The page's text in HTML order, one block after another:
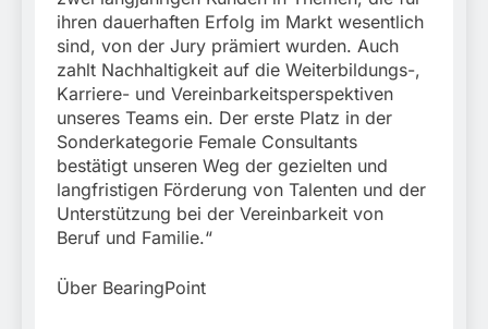
ihren dauerhaften Erfolg im Markt wesentlich
sind, von der Jury prämiert wurden. Auch
zahlt Nachhaltigkeit auf die Weiterbildungs-,
Karriere- und Vereinbarkeitsperspektiven
unseres Teams ein. Der erste Platz in der
Sonderkategorie Female Consultants
bestätigt unseren Weg der gezielten und
langfristigen Förderung von Talenten und der
Unterstützung bei der Vereinbarkeit von
Beruf und Familie.“
Über BearingPoint